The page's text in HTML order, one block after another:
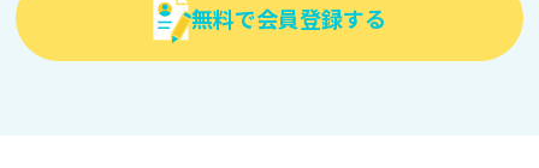
無料で会員登録する